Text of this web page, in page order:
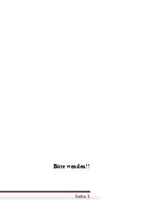
Seite 1
Bitte wenden!!